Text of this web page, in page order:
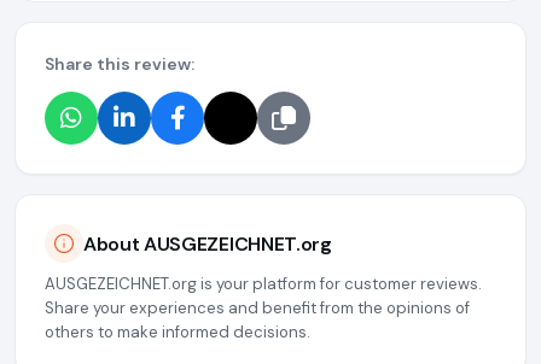
Share this review:
About AUSGEZEICHNET.org
AUSGEZEICHNET.org is your platform for customer reviews.
Share your experiences and benefit from the opinions of
others to make informed decisions.